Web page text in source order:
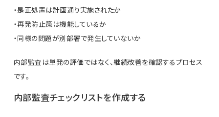
・是正処置は計画通り実施されたか
・再発防止策は機能しているか
・同様の問題が別部署で発生していないか
内部監査は単発の評価ではなく、継続改善を確認するプロセス
です。
内部監査チェックリストを作成する